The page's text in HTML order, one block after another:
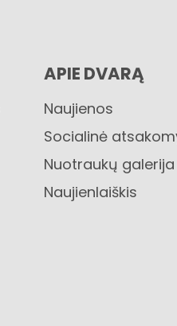
APIE DVARĄ
Naujienos
Socialinė
Nuotraukų galerija
Naujienlaiškis